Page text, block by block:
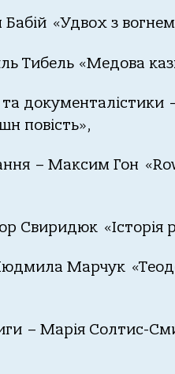
«Удвох з
Тибель «Медова
документалістики
повість»,
– Максим Гон
Свиридюк «Історія
Марчук
– Марія Солтис-